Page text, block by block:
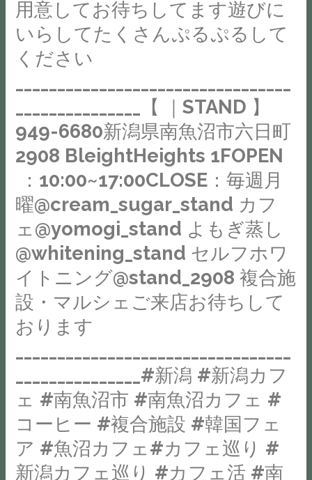
困
っ
て
ま
す」
ん
な
お
葉
を
頂
く
こ
と
が
あ
す。
街
角
の
小
用意してお待ちしてます遊びに
いらしてたくさんぷるぷるして
ください
_______________【 ｜STAND 】
949-6680新潟県南魚沼市六日町
2908 BleightHeights 1FOPEN
：10:00~17:00CLOSE：毎週月
曜@cream_sugar_stand カフ
ェ@yomogi_stand よもぎ蒸し
@whitening_stand セルフホワ
イトニング@stand_2908 複合施
設・マルシェご来店お待ちして
おります
_______________#新潟 #新潟カフ
ェ #南魚沼市 #南魚沼カフェ #
コーヒー #複合施設 #韓国フェ
ア #魚沼カフェ#カフェ巡り #
新潟カフェ巡り #カフェ活 #南
♡
╰━
ｖ
大
人
気
の
っ
プ
リ
ン
を
は
じ
め
品
薄
に
る
こ
と